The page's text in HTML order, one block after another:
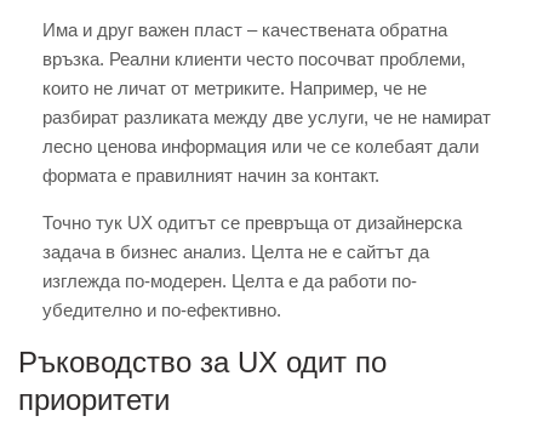
Има и друг важен пласт – качествената обратна
връзка. Реални клиенти често посочват проблеми,
които не личат от метриките. Например, че не
разбират разликата между две услуги, че не намират
лесно ценова информация или че се колебаят дали
формата е правилният начин за контакт.
Точно тук UX одитът се превръща от дизайнерска
задача в бизнес анализ. Целта не е сайтът да
изглежда по-модерен. Целта е да работи по-
убедително и по-ефективно.
Ръководство за UX одит по
приоритети